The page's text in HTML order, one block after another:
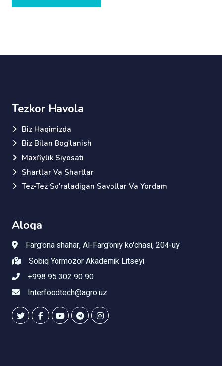
Tezkor Havola
Biz Haqimizda
Biz Bilan Bog'lanish
Maxfiylik Siyosati
Shartlar Va Shartlar
Tez-Tez So'raladigan Savollar Va Yordam
Aloqa
Farg'ona shahar, Al-Farg'oniy ko'chasi, 204-uy
Sobiq Yormozor Akademik Litseyi
+998 95 302 90 90
Interfoodtech@agro.uz